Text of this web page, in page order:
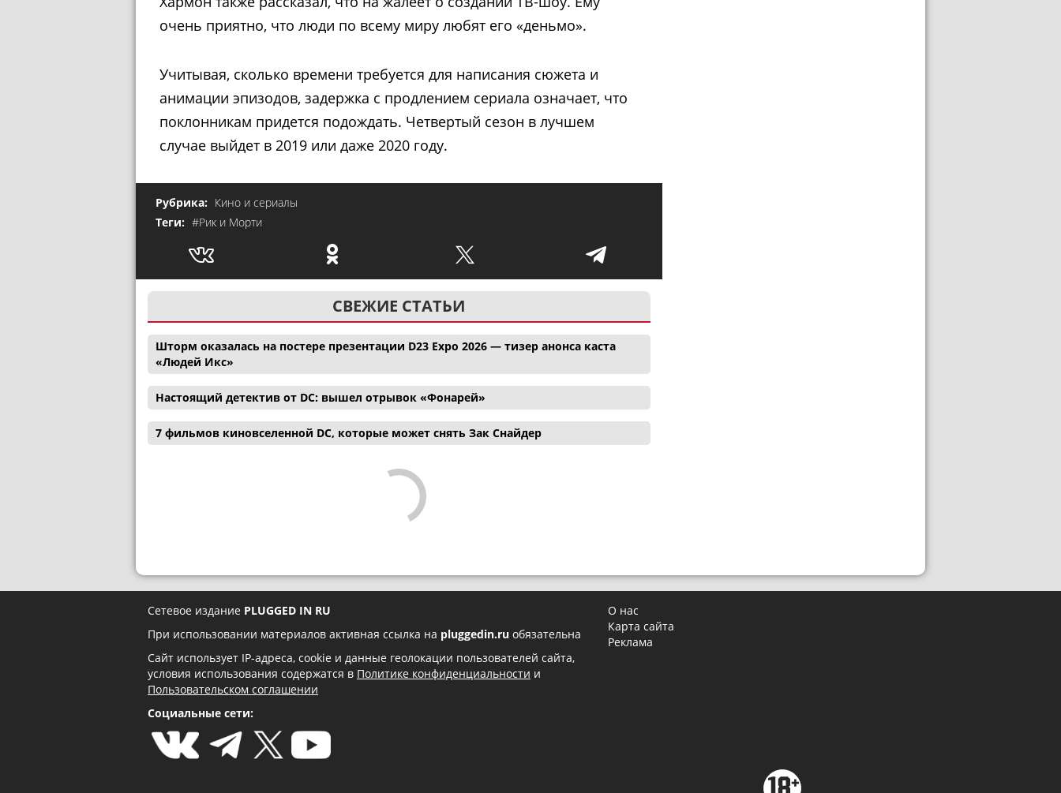
очень приятно, что люди по всему миру любят его «деньмо».
Учитывая, сколько времени требуется для написания сюжета и
анимации эпизодов, задержка с продлением сериала означает, что
поклонникам придется подождать. Четвертый сезон в лучшем
случае выйдет в 2019 или даже 2020 году.
Рубрика: Кино и сериалы
Теги: #Рик и Морти
СВЕЖИЕ СТАТЬИ
Шторм оказалась на постере презентации D23 Expo 2026 — тизер анонса каста
«Людей Икс»
Настоящий детектив от DC: вышел отрывок «Фонарей»
7 фильмов киновселенной DC, которые может снять Зак Снайдер
Сетевое издание PLUGGED IN RU
При использовании материалов активная ссылка на pluggedin.ru обязательна
Сайт использует IP-адреса, cookie и данные геолокации пользователей сайта,
условия использования содержатся в Политике конфиденциальности и
Пользовательском соглашении
Социальные сети:
О нас
Карта сайта
Реклама